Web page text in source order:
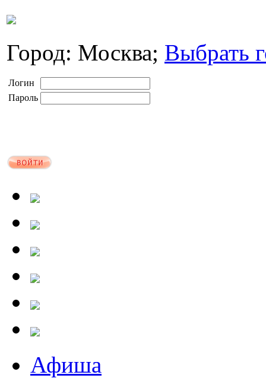
Город: Москва; Выбрать
Логин
Пароль
Афиша